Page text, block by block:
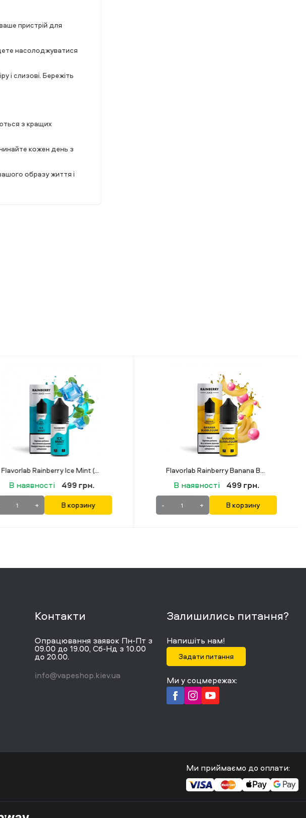
пристрій для
насолоджуватися
і слизові. Бережіть
з кращих
кожен день з
образу життя і
Flavorlab Rainberry Banana Bubblegum (Банан Жуйка) 30 мл 50 мг
В наявності 499 грн.
+ В корзину
Lucky 30 мл 50 мг Grapefruit
В наявності 349 грн.
+ В корзину
Контакти
Опрацювання заявок Пн-Пт з
09.00 до 19.00, Сб-Нд з 10.00
до 20.00.
info@vapeshop.kiev.ua
Залишились питання?
Напишіть нам!
Задати питання
Ми у соцмережах:
Ми приймаємо до оплати: